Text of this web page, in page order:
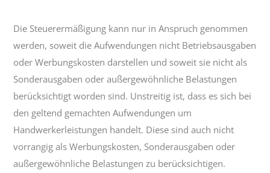
Die Steuerermäßigung kann nur in Anspruch genommen
werden, soweit die Aufwendungen nicht Betriebsausgaben
oder Werbungskosten darstellen und soweit sie nicht als
Sonderausgaben oder außergewöhnliche Belastungen
berücksichtigt worden sind. Unstreitig ist, dass es sich bei
den geltend gemachten Aufwendungen um
Handwerkerleistungen handelt. Diese sind auch nicht
vorrangig als Werbungskosten, Sonderausgaben oder
außergewöhnliche Belastungen zu berücksichtigen.